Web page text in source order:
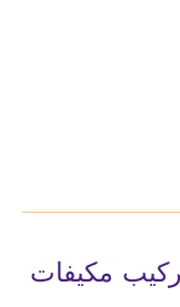
مكيفات